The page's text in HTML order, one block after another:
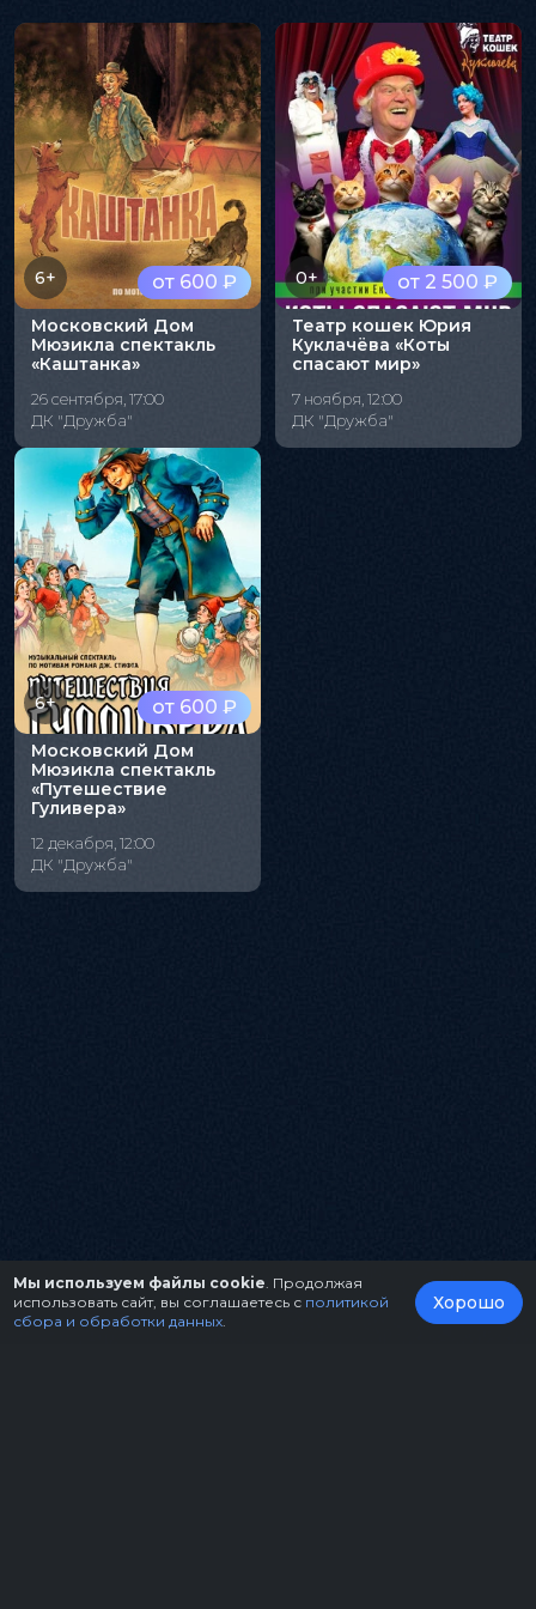
от 600 ₽
6+
Московский Дом
Мюзикла спектакль
«Каштанка»
26 сентября, 17:00
ДК "Дружба"
от 2 500 ₽
0+
Театр кошек Юрия
Куклачёва «Коты
спасают мир»
7 ноября, 12:00
ДК "Дружба"
от 600 ₽
6+
Московский Дом
Мюзикла спектакль
«Путешествие
Гуливера»
12 декабря, 12:00
ДК "Дружба"
Мы используем файлы cookie . Продолжая
использовать сайт, вы соглашаетесь с политикой
сбора и обработки данных
Хорошо